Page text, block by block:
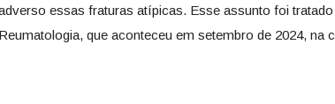
essas fraturas atípicas. Esse assunto foi
Reumatologia, que aconteceu em setembro de 2024, na